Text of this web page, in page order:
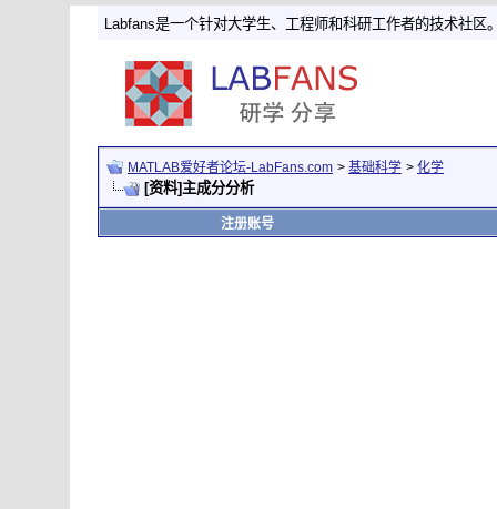
Labfans是一个针对大学生、工程师和科研工作者的技术社区
MATLAB爱好者论坛-LabFans.com > 基础科学 > 化学
[资料]主成分分析
注册账号